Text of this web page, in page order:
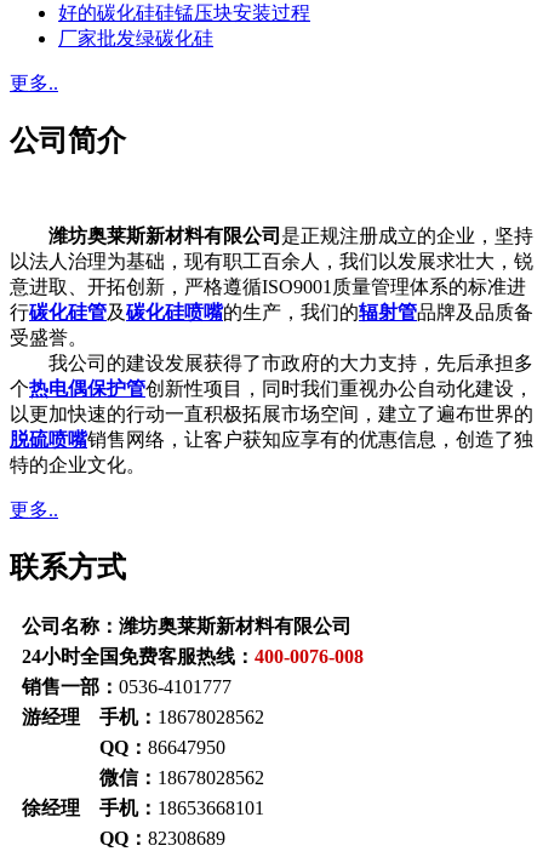
好的碳化硅硅锰压块安装过程
厂家批发绿碳化硅
更多..
公司简介
潍坊奥莱斯新材料有限公司 是正规注册成立的企业，坚持
以法人治理为基础，现有职工百余人，我们以发展求壮大，锐
意进取、开拓创新，严格遵循ISO9001质量管理体系的标准进
行碳化硅管及碳化硅喷嘴的生产，我们的辐射管品牌及品质备
受盛誉。
我公司的建设发展获得了市政府的大力支持，先后承担多
个热电偶保护管创新性项目，同时我们重视办公自动化建设，
以更加快速的行动一直积极拓展市场空间，建立了遍布世界的
脱硫喷嘴销售网络，让客户获知应享有的优惠信息，创造了独
特的企业文化。
更多..
联系方式
公司名称：潍坊奥莱斯新材料有限公司
24小时全国免费客服热线： 400-0076-008
销售一部： 0536-4101777
游经理 手机： 18678028562
QQ： 86647950
微信： 18678028562
徐经理 手机： 18653668101
QQ： 82308689